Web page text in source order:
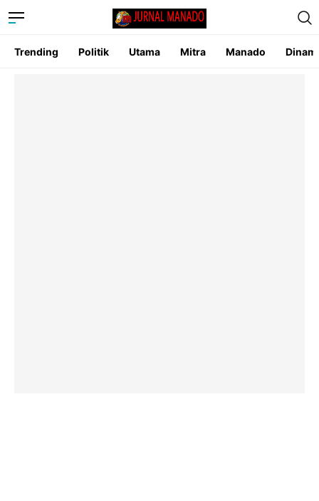
Trending Politik Utama Mitra Manado